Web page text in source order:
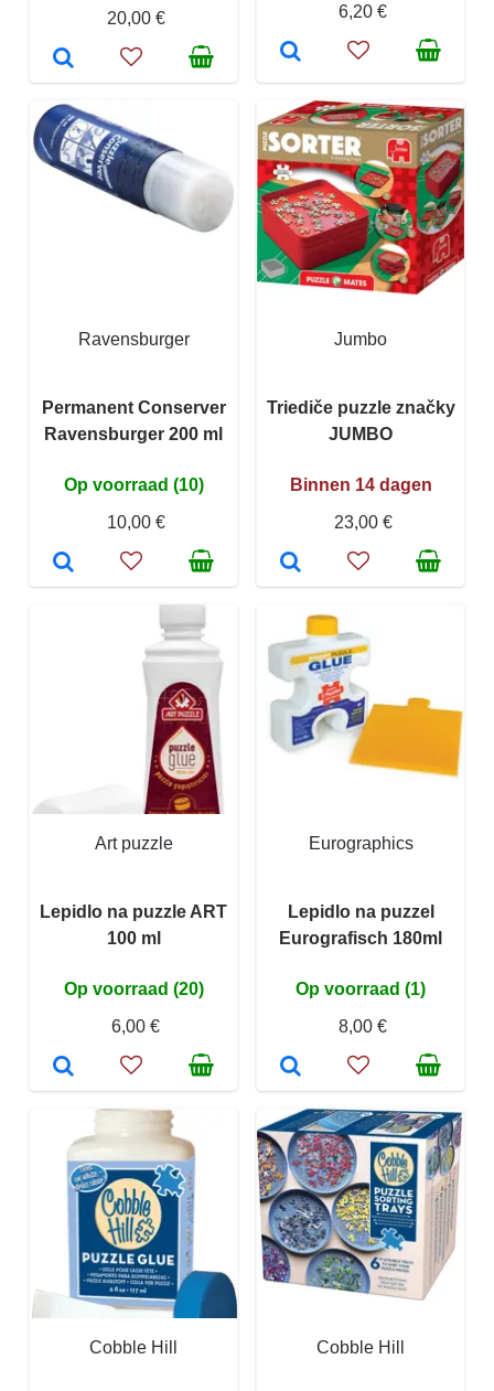
20,00 €
6,20 €
Ravensburger
Permanent Conserver
Ravensburger 200 ml
Op voorraad (10)
10,00 €
Jumbo
Triediče puzzle značky
JUMBO
Binnen 14 dagen
23,00 €
Art puzzle
Lepidlo na puzzle ART
100 ml
Op voorraad (20)
6,00 €
Eurographics
Lepidlo na puzzel
Eurografisch 180ml
Op voorraad (1)
8,00 €
Cobble Hill Cobble Hill